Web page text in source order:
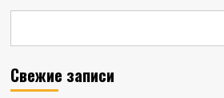
Свежие записи